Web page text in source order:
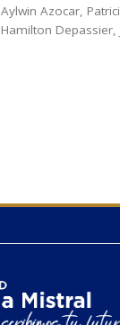
Aylwin Azocar,
Hamilton Depassier,